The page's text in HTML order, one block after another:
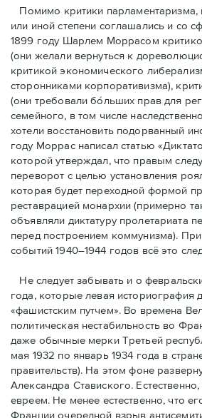
Помимо критики парламентаризма,
или иной степени соглашались и со
1899 году Шарлем Моррасом
(они желали вернуться к
критикой экономического
сторонниками корпоративизма),
(они требовали бóльших прав для
семейного, в том числе
хотели восстановить подорванный
году Моррас написал статью
которой утверждал, что правым
переворот с целью установления
которая будет переходной формой
реставрацией монархии (примерно
объявляли диктатуру пролетариата
перед построением коммунизма).
событий 1940–1944 годов всё это
Не следует забывать и о
года, которые левая историография
«фашистским путчем». Во времена
политическая нестабильность во
даже обычные мерки Третьей
мая 1932 по январь 1934 года в
правительств). На этом фоне
Александра Ставиского.
евреем. Не менее естественно, что
Франции очередной взрыв